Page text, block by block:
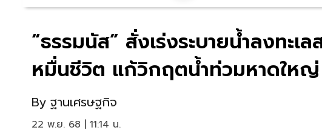
“ธรรมนัส” สั่งเร่งระบายน้ำลงทะเ
หมื่นชีวิต แก้วิกฤตน้ำท่วมหาดใหญ่
By ฐานเศรษฐกิจ
22 พ.ย. 68 | 11:14 น.